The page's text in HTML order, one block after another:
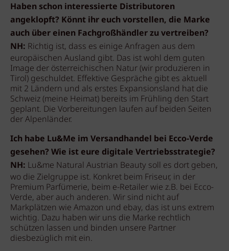
Haben schon interessierte Distributoren
angeklopft? Könnt ihr euch vorstellen, die Marke
auch über einen Fachgroßhändler zu vertreiben?
NH: Richtig ist, dass es einige Anfragen aus dem
europäischen Ausland gibt. Das ist wohl dem guten
Image der österreichischen Natur (wir produzieren in
Tirol) geschuldet. Effektive Gespräche gibt es aktuell
mit 2 Ländern und als erstes Expansionsland hat die
Schweiz (meine Heimat) bereits im Frühling den Start
geplant. Die Vorbereitungen laufen auf beiden Seiten
der Alpenländer.
Ich habe Lu&Me im Versandhandel bei Ecco-Verde
gesehen? Wie ist eure digitale Vertriebsstrategie?
NH: Lu&me Natural Austrian Beauty soll es dort geben,
wo die Zielgruppe ist. Konkret beim Friseur, in der
Premium Parfümerie, beim e-Retailer wie z.B. bei Ecco-
Verde, aber auch anderen. Wir sind nicht auf
Markplätzen wie Amazon und ebay, das ist uns extrem
wichtig. Dazu haben wir uns die Marke rechtlich
schützen lassen und binden unsere Partner
diesbezüglich mit ein.